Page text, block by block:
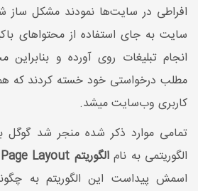
افراطی در سایت‌ها نمودند مشکل ساز
سایت به جای استفاده از محتواهای
انجام تبلیغات روی آورده و
مطلب درخواستی خود خسته کردند که
کاربری وب‌سایت میشد.
تمامی موارد ذکر شده منجر شد گوگل
الگوریتمی به نامالگوریتم Page Layout
اسمش پیداست این الگوریتم به